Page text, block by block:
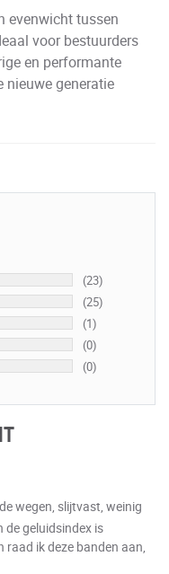
evenwicht tussen
voor bestuurders
en performante
nieuwe generatie
(23)
(25)
(1)
(0)
(0)
wegen, slijtvast, weinig
de geluidsindex is
raad ik deze banden aan,